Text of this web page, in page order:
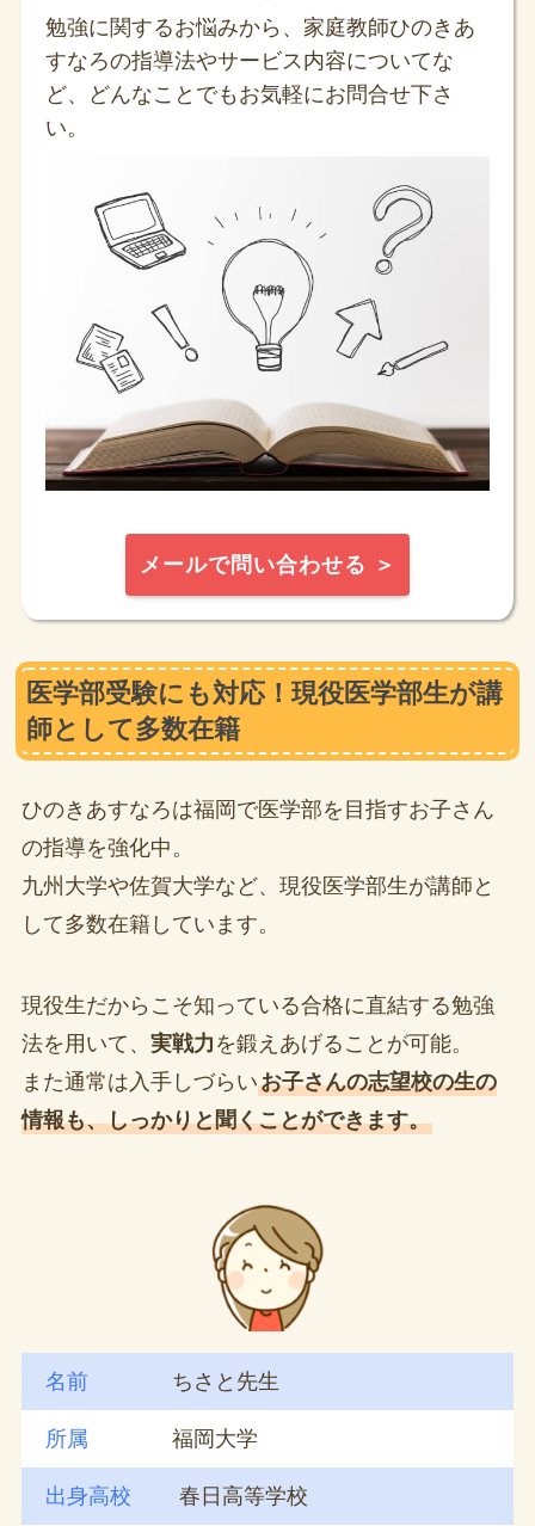
勉強に関するお悩みから、家庭教師ひのきあ
すなろの指導法やサービス内容についてな
ど、どんなことでもお気軽にお問合せ下さ
い。
メールで問い合わせる ＞
医学部受験にも対応！現役医学部生が講
師として多数在籍
ひのきあすなろは福岡で医学部を目指すお子さん
の指導を強化中。
九州大学や佐賀大学など、現役医学部生が講師と
して多数在籍しています。
現役生だからこそ知っている合格に直結する勉強
法を用いて、 実戦力 を鍛えあげることが可能。
また通常は入手しづらいお子さんの志望校の生の
情報も、しっかりと聞くことができます。
名前 ちさと先生
所属 福岡大学
出身高校 春日高等学校